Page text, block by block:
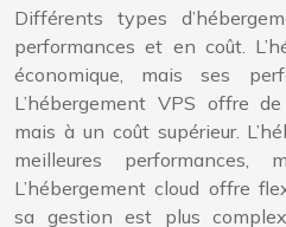
Différents types
performances et en coût.
économique, mais ses
L’hébergement VPS offre
mais à un coût supérieur.
meilleures
L’hébergement cloud offre
sa gestion est plus